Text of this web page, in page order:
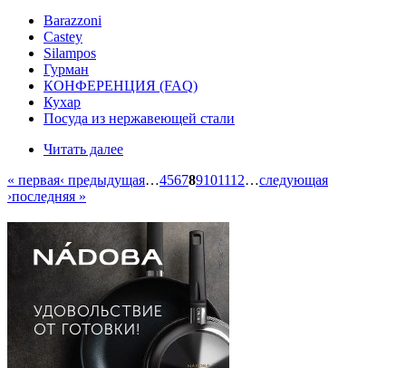
Barazzoni
Castey
Silampos
Гурман
КОНФЕРЕНЦИЯ (FAQ)
Кухар
Посуда из нержавеющей стали
Читать далее
« первая‹ предыдущая…456789101112…следующая
›последняя »